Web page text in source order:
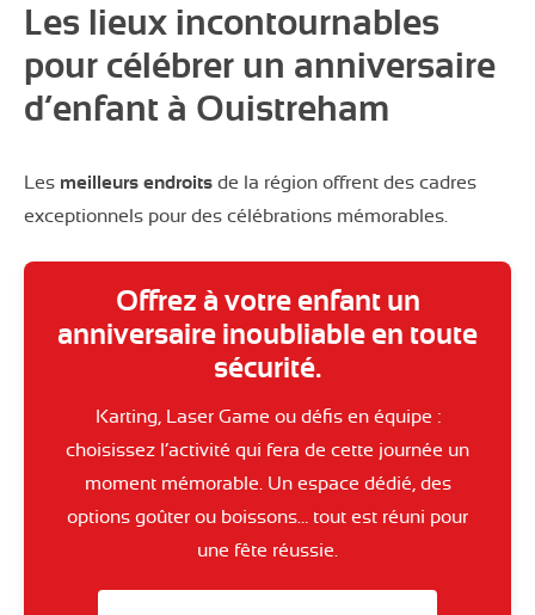
Les lieux incontournables
pour célébrer un anniversaire
d’enfant à Ouistreham
Les meilleurs endroits de la région offrent des cadres
exceptionnels pour des célébrations mémorables.
Offrez à votre enfant un
anniversaire inoubliable en toute
sécurité.
Karting, Laser Game ou défis en équipe :
choisissez l’activité qui fera de cette journée un
moment mémorable. Un espace dédié, des
options goûter ou boissons… tout est réuni pour
une fête réussie.